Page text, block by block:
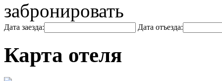
забронировать
Дата заезда: Дата отъезда:
Карта отеля